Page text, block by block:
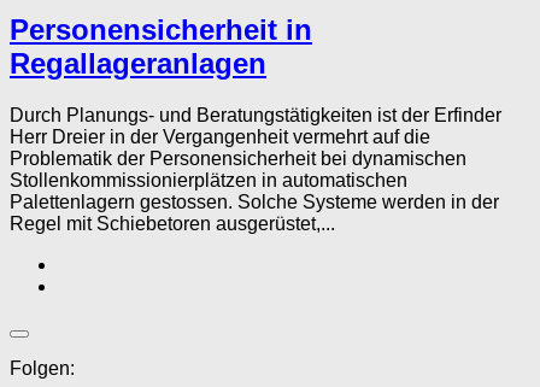
Personensicherheit in
Regallageranlagen
Durch Planungs- und Beratungstätigkeiten ist der Erfinder
Herr Dreier in der Vergangenheit vermehrt auf die
Problematik der Personensicherheit bei dynamischen
Stollenkommissionierplätzen in automatischen
Palettenlagern gestossen. Solche Systeme werden in der
Regel mit Schiebetoren ausgerüstet,...
Folgen: